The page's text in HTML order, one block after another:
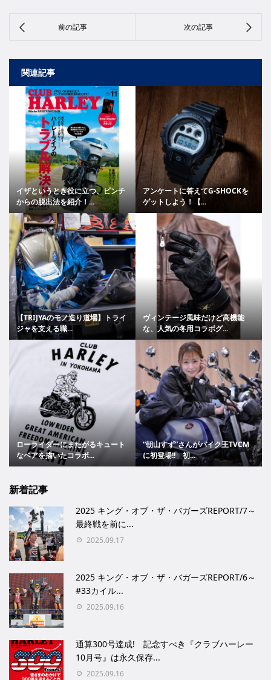
関連記事
イザというとき役に立つ、ピンチ
からの脱出法を紹介！...
アンケートに答えてG-SHOCKを
ゲットしよう！【...
【TRIJYAのモノ造り道場】トライ
ジャを支える職...
ヴィンテージ風味だけど高機能
な、人気の冬用コラボグ...
ローライダーにまたがるキュート
なベアを描いたコラボ...
“朝山すず”さんがバイク王TVCM
に初登場!! 初...
新着記事
2025 キング・オブ・ザ・バガーズREPORT/7～
最終戦を前に...
2025.09.17
2025 キング・オブ・ザ・バガーズREPORT/6～
#33カイル...
2025.09.16
通算300号達成! 記念すべき『クラブハーレー
10月号』は永久保存...
2025.09.16